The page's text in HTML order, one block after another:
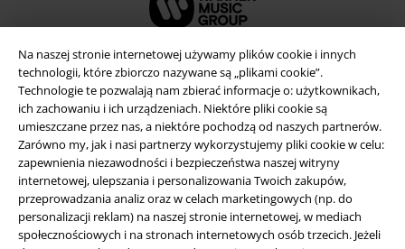
Na naszej stronie internetowej używamy plików cookie i innych
technologii, które zbiorczo nazywane są „plikami cookie”.
Technologie te pozwalają nam zbierać informacje o: użytkownikach,
ich zachowaniu i ich urządzeniach. Niektóre pliki cookie są
umieszczane przez nas, a niektóre pochodzą od naszych partnerów.
Zarówno my, jak i nasi partnerzy wykorzystujemy pliki cookie w celu:
zapewnienia niezawodności i bezpieczeństwa naszej witryny
internetowej, ulepszania i personalizowania Twoich zakupów,
przeprowadzania analiz oraz w celach marketingowych (np. do
personalizacji reklam) na naszej stronie internetowej, w mediach
społecznościowych i na stronach internetowych osób trzecich. Jeżeli
Informacje prawne